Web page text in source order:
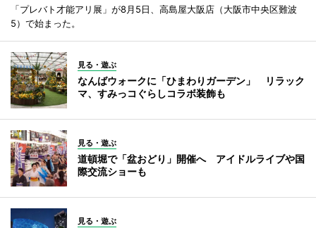
「プレバト才能アリ展」が8月5日、高島屋大阪店（大阪市中央区難波
5）で始まった。
見る・遊ぶ
なんばウォークに「ひまわりガーデン」 リラック
マ、すみっコぐらしコラボ装飾も
見る・遊ぶ
道頓堀で「盆おどり」開催へ アイドルライブや国
際交流ショーも
見る・遊ぶ